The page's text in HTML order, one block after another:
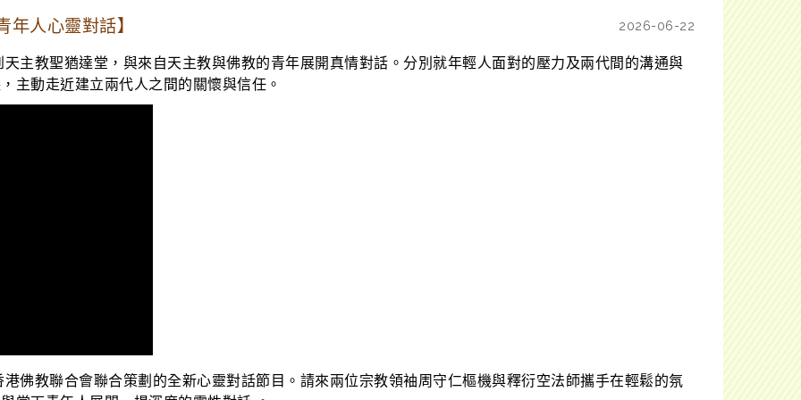
人心靈對話】 2026-06-22
主教聖猶達堂，與來自天主教與佛教的青年展開真情對話。分別就年輕人面對的壓力及兩代間的溝通與
主動走近建立兩代人之間的關懷與信任。
佛教聯合會聯合策劃的全新心靈對話節目。請來兩位宗教領袖周守仁樞機與釋衍空法師攜手在輕鬆的氛